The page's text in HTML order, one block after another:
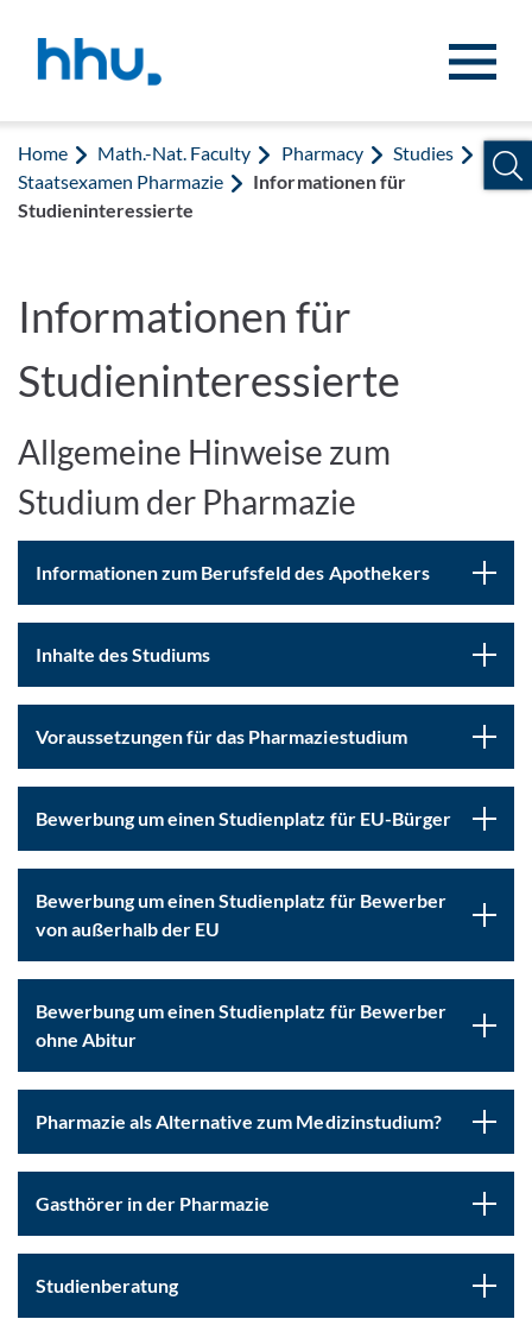
Home Math.-Nat. Faculty Pharmacy
Studies
Staatsexamen Pharmazie
Informationen für
Studieninteressierte
Informationen für
Studieninteressierte
Allgemeine Hinweise zum
Studium der Pharmazie
Informationen zum Berufsfeld des Apothekers
Inhalte des Studiums
Voraussetzungen für das Pharmaziestudium
Bewerbung um einen Studienplatz für EU-Bürger
Bewerbung um einen Studienplatz für Bewerber
von außerhalb der EU
Bewerbung um einen Studienplatz für Bewerber
ohne Abitur
Pharmazie als Alternative zum Medizinstudium?
Gasthörer in der Pharmazie
Studienberatung